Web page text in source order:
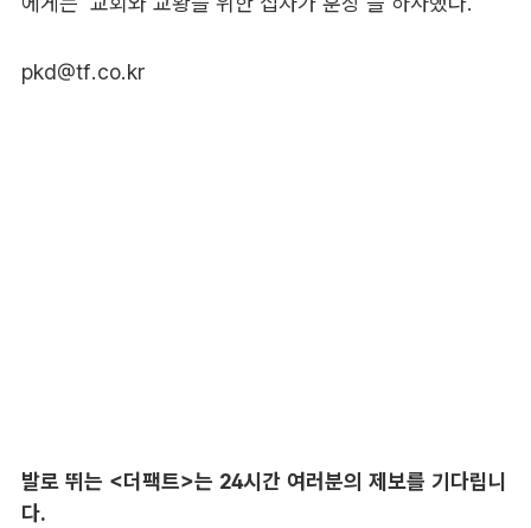
pkd@tf.co.kr
발로 뛰는 <더팩트>는 24시간 여러분의 제보를 기다립니
다.